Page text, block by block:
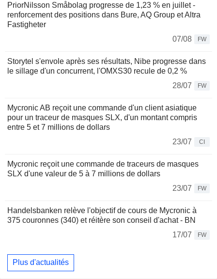
PriorNilsson Småbolag progresse de 1,23 % en juillet -
renforcement des positions dans Bure, AQ Group et Altra
Fastigheter
07/08
FW
Storytel s'envole après ses résultats, Nibe progresse dans
le sillage d'un concurrent, l'OMXS30 recule de 0,2 %
28/07
FW
Mycronic AB reçoit une commande d'un client asiatique
pour un traceur de masques SLX, d'un montant compris
entre 5 et 7 millions de dollars
23/07
CI
Mycronic reçoit une commande de traceurs de masques
SLX d'une valeur de 5 à 7 millions de dollars
23/07
FW
Handelsbanken relève l'objectif de cours de Mycronic à
375 couronnes (340) et réitère son conseil d'achat - BN
17/07
FW
Plus d'actualités